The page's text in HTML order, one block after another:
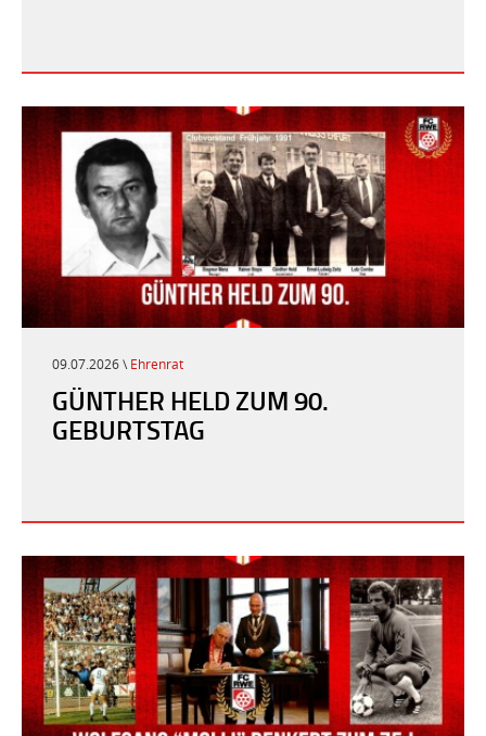
09.07.2026 \ Ehrenrat
GÜNTHER HELD ZUM 90.
GEBURTSTAG